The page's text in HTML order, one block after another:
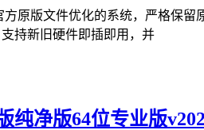
原版文件优化的系统，严格保
持新旧硬件即插即用，并
纯净版64位专业版